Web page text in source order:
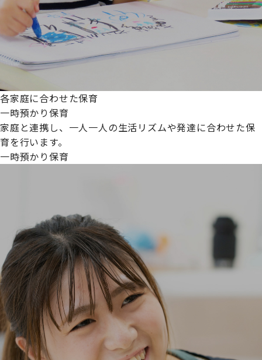
各家庭に合わせた保育
一時預かり保育
家庭と連携し、一人一人の生活リズムや発達に合わせた保
育を行います。
一時預かり保育